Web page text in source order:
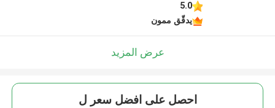
5.0
يدقّق ممون
عرض المزيد
احصل على افضل سعر ل